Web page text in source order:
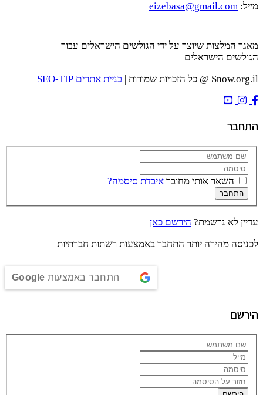
מייל: eizebasa@gmail.com
מאגר המלצות שיוצר על ידי הגולשים הישראלים עבור
הגולשים הישראלים
Snow.org.il @ כל הזכויות שמורות |
בניית אתרים SEO-TIP
התחבר
השאר אותי מחובר איבדת סיסמה?
התחבר
עדיין לא נרשמת? הירשם כאן
לכניסה מהירה יותר התחבר באמצעות רשתות חברתיות
התחבר באמצעות Google
הירשם